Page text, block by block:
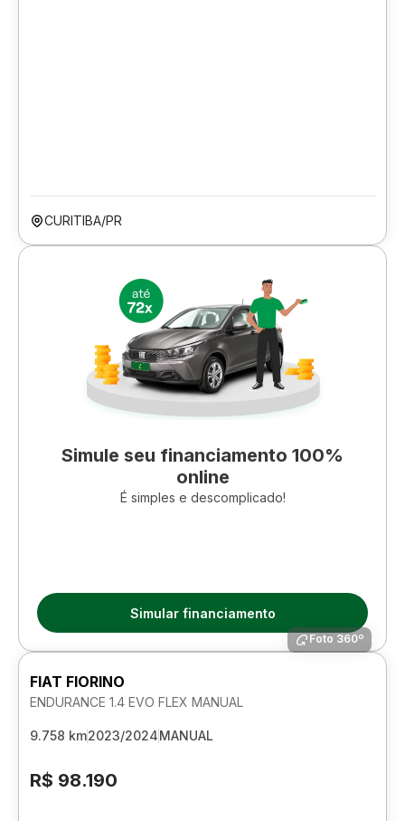
CURITIBA/PR
Simule seu financiamento 100%
online
É simples e descomplicado!
Simular financiamento
Foto 360º
FIAT FIORINO
ENDURANCE 1.4 EVO FLEX MANUAL
9.758 km2023/2024MANUAL
R$ 98.190